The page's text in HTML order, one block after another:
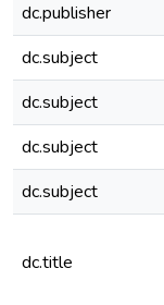
dc.publisher
dc.subject
dc.subject
dc.subject
dc.subject
dc.title